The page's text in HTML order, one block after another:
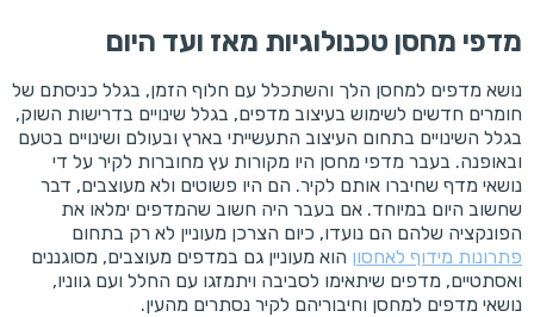
מדפי מחסן טכנולוגיות מאז ועד היום
נושא מדפים למחסן הלך והשתכלל עם חלוף הזמן, בגלל כניסתם של
חומרים חדשים לשימוש בעיצוב מדפים, בגלל שינויים בדרישות השוק,
בגלל השינויים בתחום העיצוב התעשייתי בארץ ובעולם ושינויים בטעם
ובאופנה. בעבר מדפי מחסן היו מקורות עץ מחוברות לקיר על די
נושאי מדף שחיברו אותם לקיר. הם היו פשוטים ולא מעוצבים, דבר
שחשוב היום במיוחד. אם בעבר היה חשוב שהמדפים ימלאו את
הפונקציה שלהם הם נועדו, כיום הצרכן מעוניין לא רק בתחום
פתרונות מידוף לאחסון הוא מעוניין גם במדפים מעוצבים, מסוגננים
ואסתטיים, מדפים שיתאימו לסביבה ויתמזגו עם החלל ועם גווניו,
נושאי מדפים למחסן וחיבוריהם לקיר נסתרים מהעין.